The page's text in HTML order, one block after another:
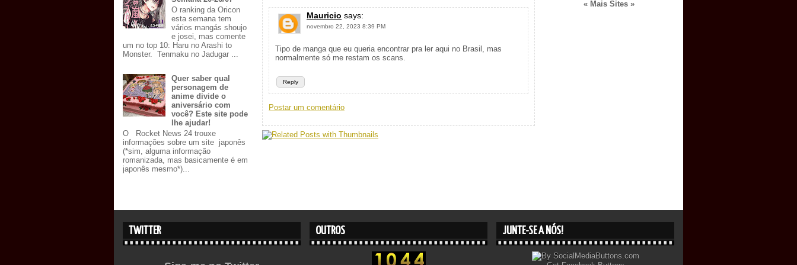
O ranking da Oricon
esta semana tem
vários mangás shoujo
e josei, mas comente
um no top 10: Haru no Arashi to
Monster. Tenmaku no Jadugar ...
Quer saber qual
personagem de
anime divide o
aniversário com
você? Este site pode
lhe ajudar!
O Rocket News 24 trouxe
informações sobre um site japonês
(*sim, alguma informação
romanizada, mas basicamente é em
japonês mesmo*)...
Mauricio says:
novembro 22, 2023 8:39 PM
Reply
Tipo de manga que eu queria encontrar pra ler aqui no Brasil, mas
normalmente só me restam os scans.
Postar um comentário
« Mais Sites »
TWITTER OUTROS JUNTE-SE A NÓS!